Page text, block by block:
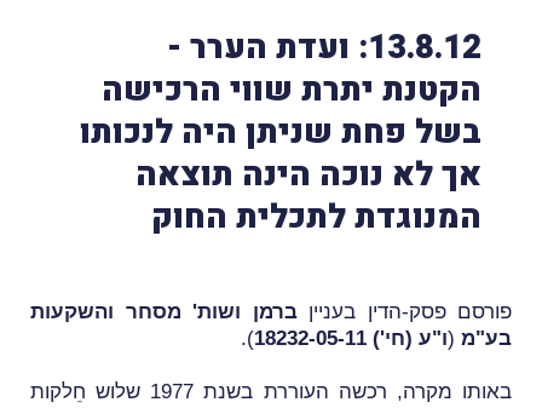
13.8.12: ועדת הערר -
הקטנת יתרת שווי הרכישה
בשל פחת שניתן היה לנכותו
אך לא נוכה הינה תוצאה
המנוגדת לתכלית החוק
פורסם פסק-הדין בענייןברמן ושות' מסחר והשקעות
בע"מ (ו"ע (חי') 18232-05-11 ).
באותו מקרה, רכשה העוררת בשנת 1977 שלוש חֵלקות